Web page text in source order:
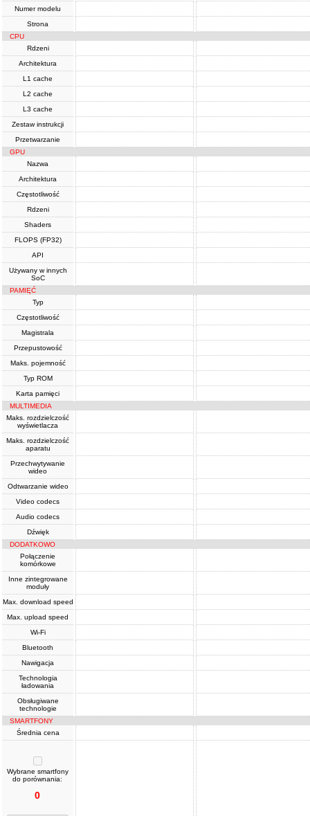
Numer modelu
Strona
CPU
Rdzeni
Architektura
L1 cache
L2 cache
L3 cache
Zestaw instrukcji
Przetwarzanie
GPU
Nazwa
Architektura
Częstotliwość
Rdzeni
Shaders
FLOPS (FP32)
API
Używany w innych
SoC
PAMIĘĆ
Typ
Częstotliwość
Magistrala
Przepustowość
Maks. pojemność
Typ ROM
Karta pamięci
MULTIMEDIA
Maks. rozdzielczość
wyświetlacza
Maks. rozdzielczość
aparatu
Przechwytywanie
wideo
Odtwarzanie wideo
Video codecs
Audio codecs
Dźwięk
DODATKOWO
Połączenie
komórkowe
Inne zintegrowane
moduły
Max. download speed
Max. upload speed
Wi-Fi
Bluetooth
Nawigacja
Technologia
ładowania
Obsługiwane
technologie
SMARTFONY
Średnia cena
Wybrane smartfony
do porównania:
0